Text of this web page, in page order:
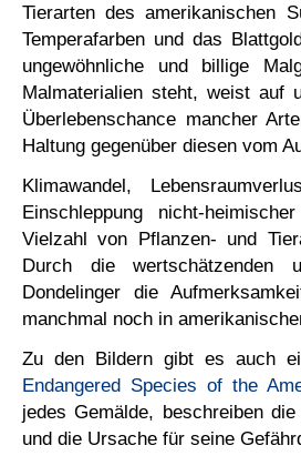
Tierarten des amerikanischen
Temperafarben und das
ungewöhnliche und billige
Malmaterialien steht, weist auf
Überlebenschance mancher
Haltung gegenüber diesen vom
Klimawandel,
Einschleppung nicht-
Vielzahl von Pflanzen- und
Durch die wertschätzenden
Dondelinger die
manchmal noch in
Zu den Bildern gibt es auch
Endangered Species of the
jedes Gemälde, beschreiben
und die Ursache für seine